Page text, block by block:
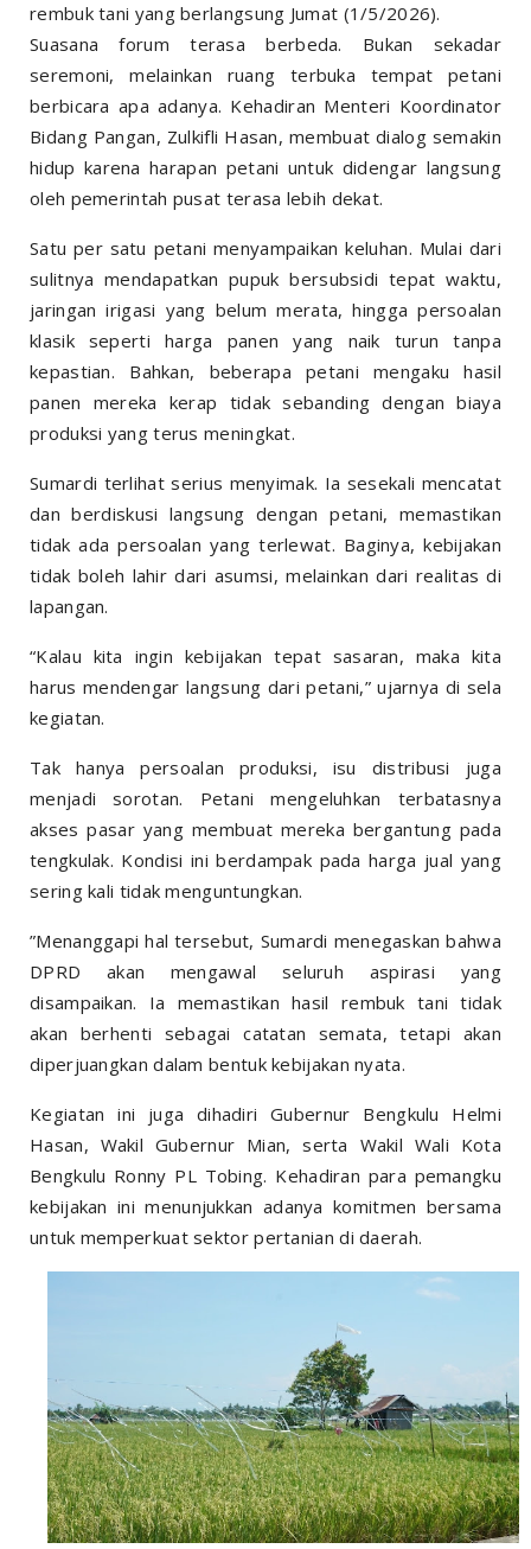
rembuk tani yang berlangsung Jumat (1/5/2026).
Suasana forum terasa berbeda. Bukan sekadar
seremoni, melainkan ruang terbuka tempat petani
berbicara apa adanya. Kehadiran Menteri Koordinator
Bidang Pangan, Zulkifli Hasan, membuat dialog semakin
hidup karena harapan petani untuk didengar langsung
oleh pemerintah pusat terasa lebih dekat.
Satu per satu petani menyampaikan keluhan. Mulai dari
sulitnya mendapatkan pupuk bersubsidi tepat waktu,
jaringan irigasi yang belum merata, hingga persoalan
klasik seperti harga panen yang naik turun tanpa
kepastian. Bahkan, beberapa petani mengaku hasil
panen mereka kerap tidak sebanding dengan biaya
produksi yang terus meningkat.
Sumardi terlihat serius menyimak. Ia sesekali mencatat
dan berdiskusi langsung dengan petani, memastikan
tidak ada persoalan yang terlewat. Baginya, kebijakan
tidak boleh lahir dari asumsi, melainkan dari realitas di
lapangan.
“Kalau kita ingin kebijakan tepat sasaran, maka kita
harus mendengar langsung dari petani,” ujarnya di sela
kegiatan.
Tak hanya persoalan produksi, isu distribusi juga
menjadi sorotan. Petani mengeluhkan terbatasnya
akses pasar yang membuat mereka bergantung pada
tengkulak. Kondisi ini berdampak pada harga jual yang
sering kali tidak menguntungkan.
”Menanggapi hal tersebut, Sumardi menegaskan bahwa
DPRD akan mengawal seluruh aspirasi yang
disampaikan. Ia memastikan hasil rembuk tani tidak
akan berhenti sebagai catatan semata, tetapi akan
diperjuangkan dalam bentuk kebijakan nyata.
Kegiatan ini juga dihadiri Gubernur Bengkulu Helmi
Hasan, Wakil Gubernur Mian, serta Wakil Wali Kota
Bengkulu Ronny PL Tobing. Kehadiran para pemangku
kebijakan ini menunjukkan adanya komitmen bersama
untuk memperkuat sektor pertanian di daerah.